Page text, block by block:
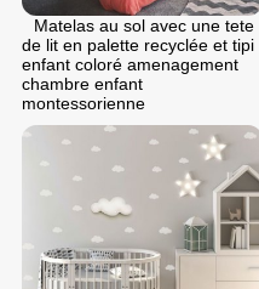
Matelas au sol avec une tete
de lit en palette recyclée et tipi
enfant coloré amenagement
chambre enfant
montessorienne